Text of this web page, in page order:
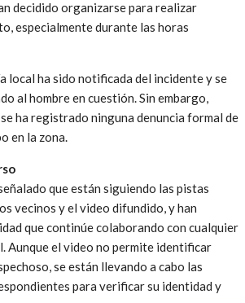
decidido organizarse para realizar
especialmente durante las horas
local ha sido notificada del incidente y se
al hombre en cuestión. Sin embargo,
ha registrado ninguna denuncia formal de
en la zona.
que están siguiendo las pistas
vecinos y el video difundido, y han
que continúe colaborando con cualquier
Aunque el video no permite identificar
se están llevando a cabo las
para verificar su identidad y